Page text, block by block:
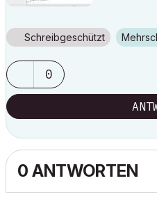
Schreibgeschützt
0
0 ANTWORTEN